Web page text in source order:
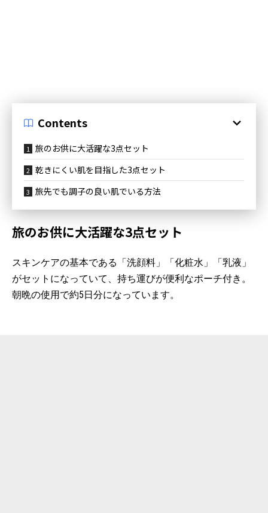
Contents
旅のお供に大活躍な3点セット
乾きにくい肌を目指した3点セット
旅先でも調子の良い肌でいる方法
旅のお供に大活躍な3点セット
スキンケアの基本である「洗顔料」「化粧水」「乳液」
がセットになっていて、持ち運びが便利なポーチ付き。
朝晩の使用で約5日分になっています。